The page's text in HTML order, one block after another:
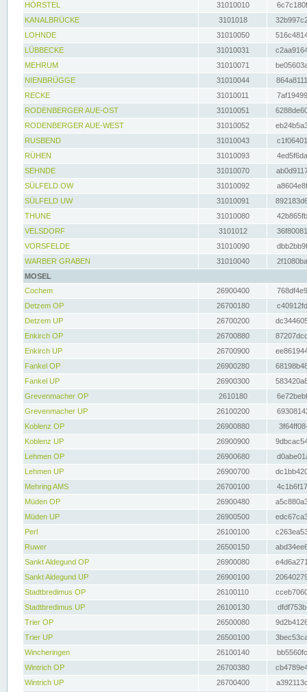
HÖRSTEL
31010010
KANALBRÜCKE
3101018
LOHNDE
31010050
LÜBBECKE
31010031
MEHRUM
31010071
NIENBRÜGGE
31010044
RECKE
31010011
RODENBERGER AUE-OST
31010051
RODENBERGER AUE-WEST
31010052
RUSBEND
31010043
RÜHEN
31010093
SEHNDE
31010070
SÜLFELD OW
31010092
SÜLFELD UW
31010091
THUNE
31010080
VELSDORF
3101012
VORSFELDE
31010090
WARBER GRABEN
31010040
MOSEL
Cochem
26900400
Detzem OP
26700180
Detzem UP
26700200
Enkirch OP
26700880
Enkirch UP
26700900
Fankel OP
26900280
Fankel UP
26900300
Grevenmacher OP
2610180
Grevenmacher UP
26100200
Koblenz OP
26900880
Koblenz UP
26900900
Lehmen OP
26900680
Lehmen UP
26900700
Mehring AMS
26700100
Müden OP
26900480
Müden UP
26900500
Perl
26100100
Ruwer
26500150
Sankt Aldegund OP
26900080
Sankt Aldegund UP
26900100
Stadtbredimus OP
26100110
Stadtbredimus UP
26100130
Trier OP
26500080
Trier UP
26500100
Wincheringen
26100140
Wintrich OP
26700380
Wintrich UP
26700400